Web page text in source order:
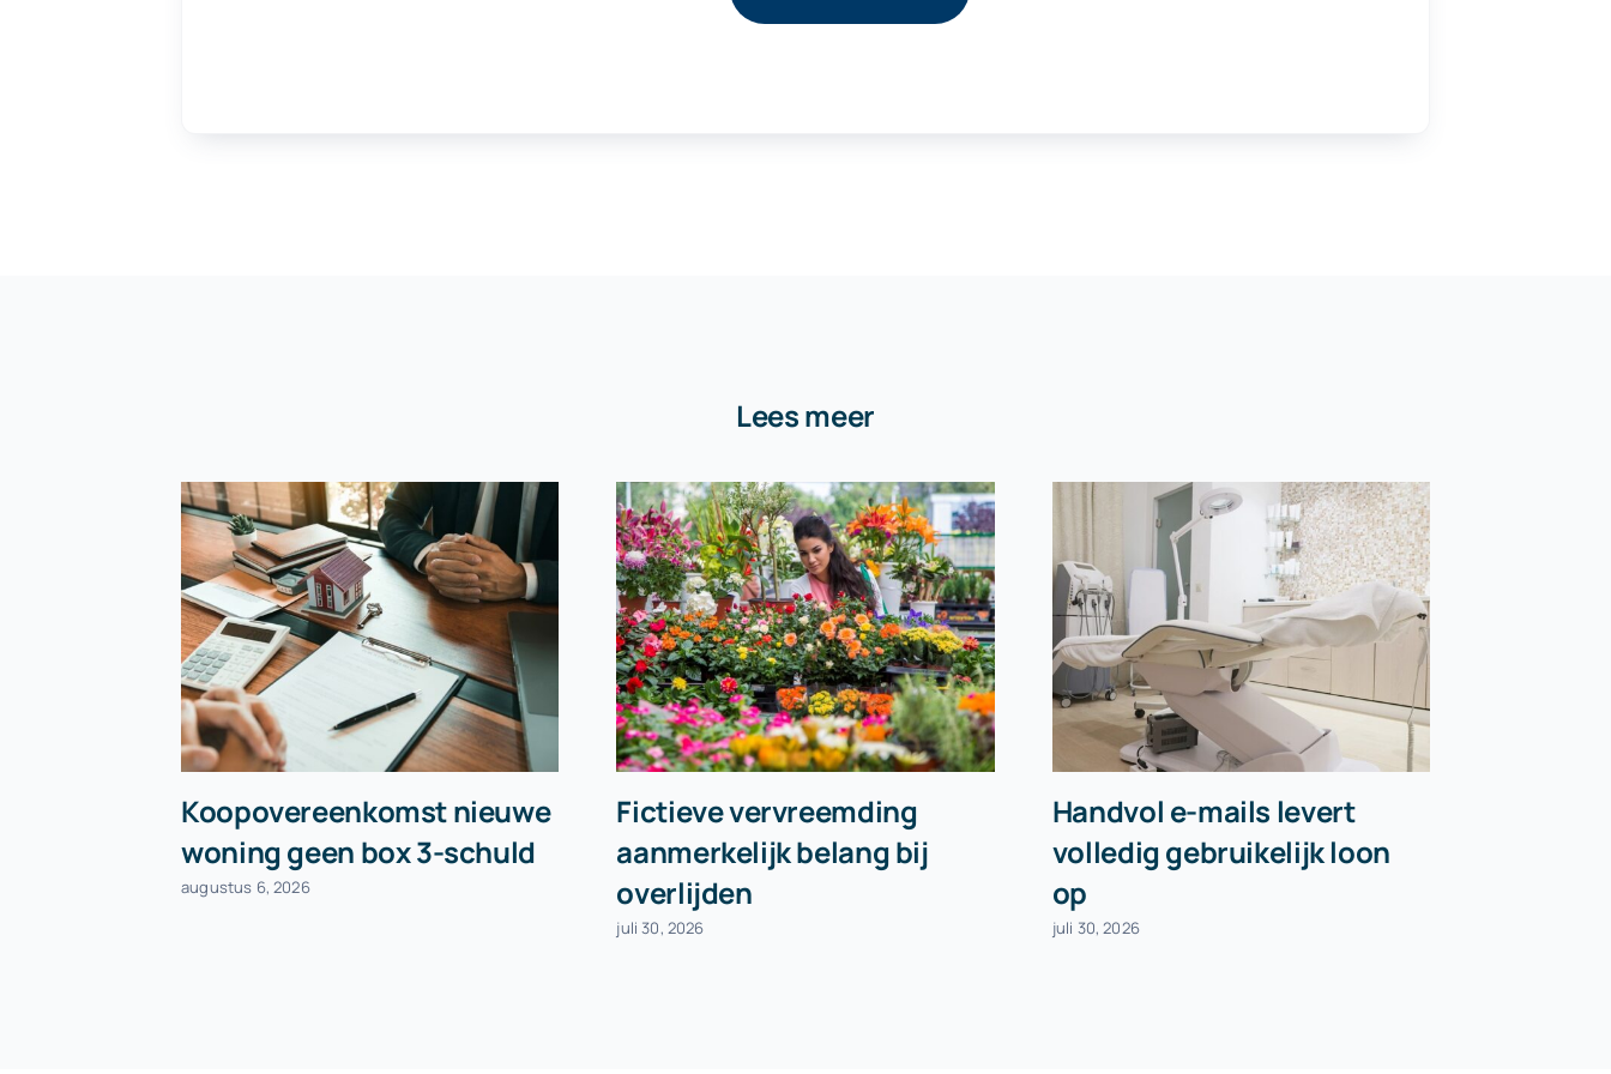
Lees meer
Koopovereenkomst nieuwe
woning geen box 3-schuld
augustus 6, 2026
Fictieve vervreemding
aanmerkelijk belang bij
overlijden
juli 30, 2026
Handvol e-mails levert
volledig gebruikelijk loon
op
juli 30, 2026